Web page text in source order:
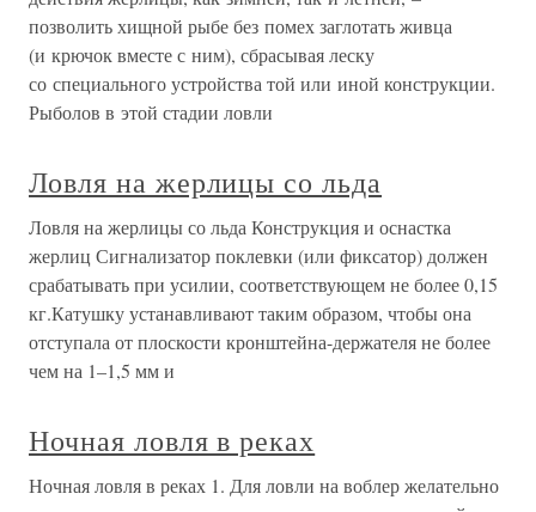
позволить хищной рыбе без помех заглотать живца
(и крючок вместе с ним), сбрасывая леску
со специального устройства той или иной конструкции.
Рыболов в этой стадии ловли
Ловля на жерлицы со льда
Ловля на жерлицы со льда Конструкция и оснастка
жерлиц Сигнализатор поклевки (или фиксатор) должен
срабатывать при усилии, соответствующем не более 0,15
кг.Катушку устанавливают таким образом, чтобы она
отступала от плоскости кронштейна-держателя не более
чем на 1–1,5 мм и
Ночная ловля в реках
Ночная ловля в реках 1. Для ловли на воблер желательно